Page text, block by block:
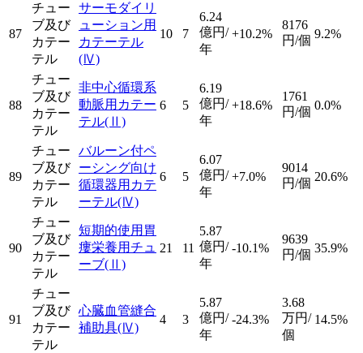
87
チュー
ブ及び
カテー
テル
サーモダイリ
ューション用
カテーテル
(Ⅳ)
10 7
6.24
億円/
年
+10.2%
8176
円/個 9.2%
88
チュー
ブ及び
カテー
テル
非中心循環系
動脈用カテー
テル(Ⅱ)
6 5
6.19
億円/
年
+18.6%
1761
円/個 0.0%
89
チュー
ブ及び
カテー
テル
バルーン付ペ
ーシング向け
循環器用カテ
ーテル(Ⅳ)
6 5
6.07
億円/
年
+7.0%
9014
円/個 20.6%
90
チュー
ブ及び
カテー
テル
短期的使用胃
瘻栄養用チュ
ーブ(Ⅱ)
21 11
5.87
億円/
年
-10.1%
9639
円/個 35.9%
91
チュー
ブ及び
カテー
テル
心臓血管縫合
補助具(Ⅳ)
4 3
5.87
億円/
年
-24.3%
3.68
万円/
個
14.5%